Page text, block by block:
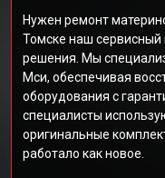
Нужен ремонт
Томске наш сервисный
решения. Мы
Мси, обеспечивая
оборудования с
специалисты
оригинальные
работало как новое.